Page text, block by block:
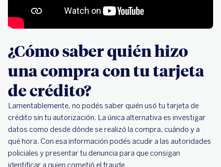
¿Cómo saber quién hizo
una compra con tu tarjeta
de crédito?
Lamentablemente, no podés saber quién usó tu tarjeta de
crédito sin tu autorización. La única alternativa es investigar
datos como desde dónde se realizó la compra, cuándo y a
qué hora. Con esa información podés acudir a las autoridades
policiales y presentar tu denuncia para que consigan
identificar a quien cometió el fraude.